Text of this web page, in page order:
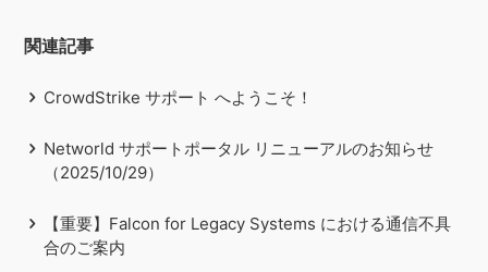
関連記事
CrowdStrike サポート へようこそ！
Networld サポートポータル リニューアルのお知らせ
（2025/10/29）
【重要】Falcon for Legacy Systems における通信不具
合のご案内